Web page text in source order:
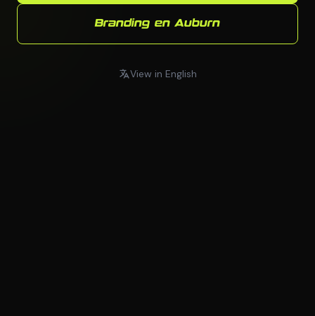
Branding en Auburn
View in English